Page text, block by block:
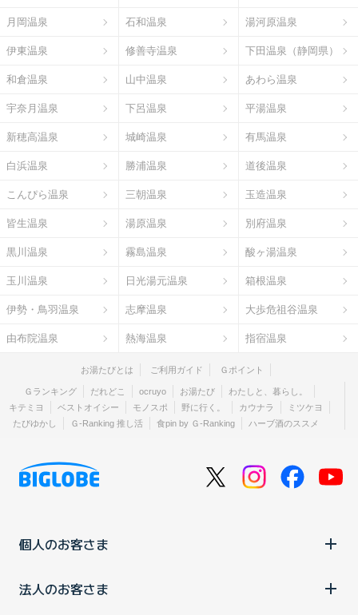
月岡温泉 石和温泉 湯河原温泉
伊東温泉 修善寺温泉 下田温泉（静岡県）
和倉温泉 山中温泉 あわら温泉
宇奈月温泉 下呂温泉 平湯温泉
新穂高温泉 城崎温泉 有馬温泉
白浜温泉 勝浦温泉 道後温泉
こんぴら温泉 三朝温泉 玉造温泉
皆生温泉 湯原温泉 別府温泉
黒川温泉 霧島温泉 酸ヶ湯温泉
玉川温泉 日光湯元温泉 箱根温泉
伊勢・鳥羽温泉 志摩温泉 大歩危祖谷温泉
由布院温泉 熱海温泉 指宿温泉
お湯たびとは ご利用ガイド Ｇポイント
Ｇランキング だれどこ ocruyo お湯たび
わたしと、暮らし。
キテミヨ
ベストオイシー モノスポ 野に行く。 カウナラ
ミツケヨ
たびゆかし
Ｇ-Ranking 推し活 食pin by Ｇ-Ranking ハーブ酒のススメ
個人のお客さま
法人のお客さま